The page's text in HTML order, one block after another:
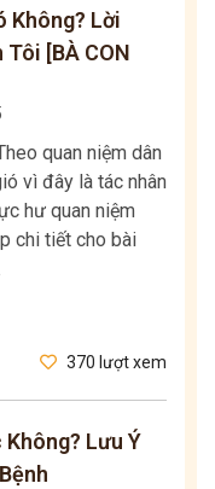
Không? Lời
[BÀ CON
quan niệm dân
vì đây là tác nhân
hư quan niệm
chi tiết cho bài
370 lượt xem
Lưu Ý